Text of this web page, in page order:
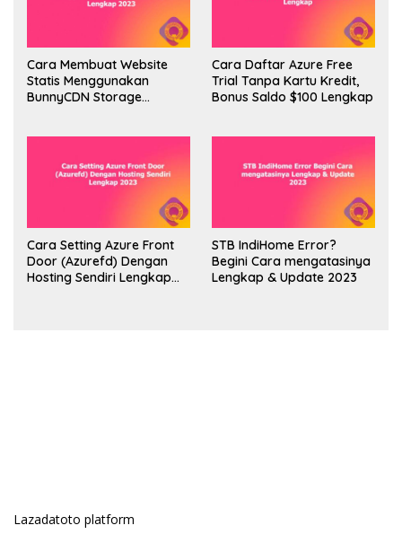
Cara Membuat Website
Statis Menggunakan
BunnyCDN Storage
Cara Daftar Azure Free
Trial Tanpa Kartu Kredit,
Bonus Saldo $100 Lengkap
Cara Setting Azure Front
Door (Azurefd) Dengan
Hosting Sendiri Lengkap
STB IndiHome Error?
Begini Cara mengatasinya
Lengkap & Update 2023
Lazadatoto platform